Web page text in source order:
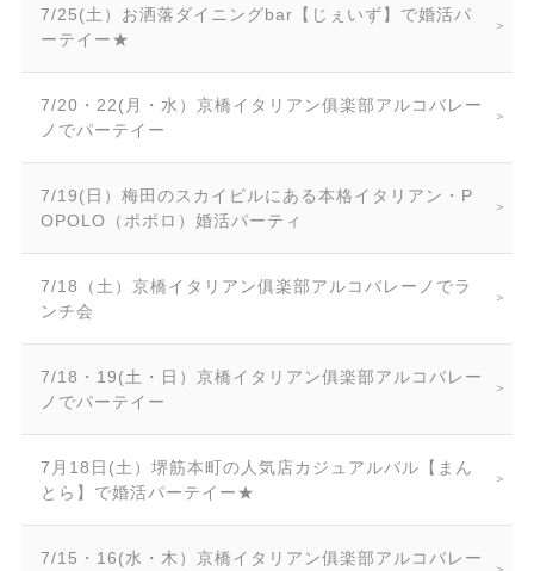
7/25(土）お洒落ダイニングbar【じぇいず】で婚活パ
ーテイー★
7/20・22(月・水）京橋イタリアン俱楽部アルコバレー
ノでパーテイー
7/19(日）梅田のスカイビルにある本格イタリアン・P
OPOLO（ポポロ）婚活パーティ
7/18（土）京橋イタリアン俱楽部アルコバレーノでラ
ンチ会
7/18・19(土・日）京橋イタリアン俱楽部アルコバレー
ノでパーテイー
7月18日(土）堺筋本町の人気店カジュアルバル【まん
とら】で婚活パーテイー★
7/15・16(水・木）京橋イタリアン俱楽部アルコバレー